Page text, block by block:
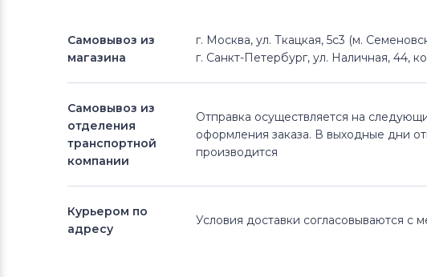
Самовывоз из
магазина
г. Москва, ул. Ткацкая, 5с3 (м.
г. Санкт-Петербург, ул. Наличная, 44,
Самовывоз из
отделения
транспортной
компании
Отправка осуществляется на
оформления заказа. В выходные дни
производится
Курьером по
адресу
Условия доставки согласовываются с